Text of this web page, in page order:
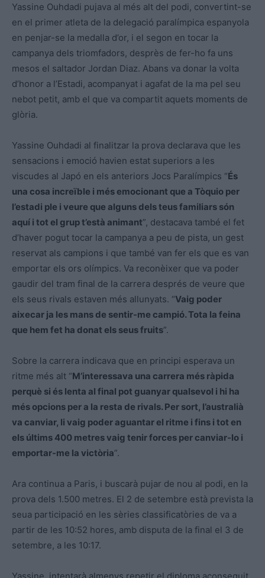
Yassine Ouhdadi pujava al més alt del podi, convertint-se
en el primer atleta de la delegació paralímpica espanyola
en penjar-se la medalla d’or, i el segon en tocar la
campanya dels triomfadors, desprès de fer-ho fa uns
mesos el saltador Jordan Diaz. Abans va donar la volta
d’honor a l’Estadi, acompanyat i agafat de la ma pel seu
nebot petit, amb el que va compartit aquets moments de
glòria.
Yassine Ouhdadi al finalitzar la prova declarava que les
sensacions i emoció havien estat superiors a les
viscudes al Japó en els anteriors Jocs Paralímpics “És
una cosa increïble i més emocionant que a Tòquio per
l’estadi ple i veure que alguns dels teus familiars són
aquí i tot el grup t’està animant”, destacava també el fet
d’haver pogut tocar la campanya a peu de pista, un gest
reservat als campions i que també van fer els que es van
emportar els ors olímpics. Va reconèixer que va poder
gaudir del tram final de la carrera després de veure que
els seus rivals estaven més allunyats. “Vaig poder
aixecar ja les mans de sentir-me campió. Tota la feina
que hem fet ha donat els seus fruits”.
Sobre la carrera indicava que en principi esperava un
ritme més alt “M’interessava una carrera més ràpida
perquè si és lenta al final pot guanyar qualsevol i hi ha
més opcions per a la resta de rivals. Per sort, l’australià
va canviar, li vaig poder aguantar el ritme i fins i tot en
els últims 400 metres vaig tenir forces per canviar-lo i
emportar-me la victòria”.
Ara continua a Paris, i buscarà pujar de nou al podi, en la
prova dels 1.500 metres. El 2 de setembre està prevista la
seua participació en les sèries classificatòries de va a
partir de les 10:52 hores, amb disputa de la final el 3 de
setembre, a les 10:17.